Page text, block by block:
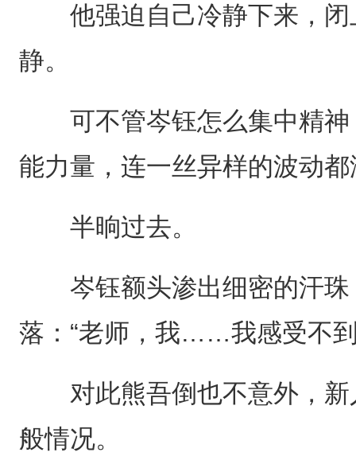
他强迫自己冷静下来，闭
静。
可不管岑钰怎么集中精神
能力量，连一丝异样的波动
半晌过去。
岑钰额头渗出细密的汗珠
落：“老师，我……我感受不
对此熊吾倒也不意外，新
般情况。